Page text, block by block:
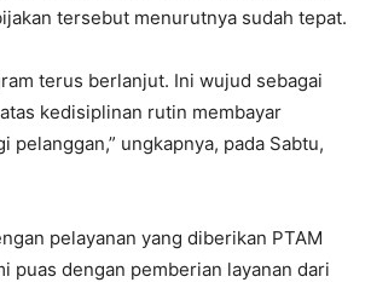
tersebut menurutnya sudah tepat.
terus berlanjut. Ini wujud sebagai
kedisiplinan rutin membayar
pelanggan,” ungkapnya, pada Sabtu,
pelayanan yang diberikan PTAM
puas dengan pemberian layanan dari